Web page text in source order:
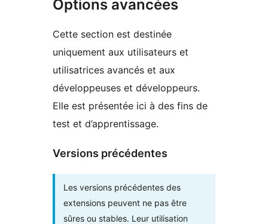
Options avancées
Cette section est destinée
uniquement aux utilisateurs et
utilisatrices avancés et aux
développeuses et développeurs.
Elle est présentée ici à des fins de
test et d’apprentissage.
Versions précédentes
Les versions précédentes des
extensions peuvent ne pas être
sûres ou stables. Leur utilisation